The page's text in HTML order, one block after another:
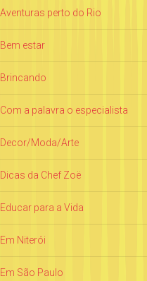
Aventuras perto do Rio
Bem estar
Brincando
Com a palavra o especialista
Decor/Moda/Arte
Dicas da Chef Zoë
Educar para a Vida
Em Niterói
Em São Paulo